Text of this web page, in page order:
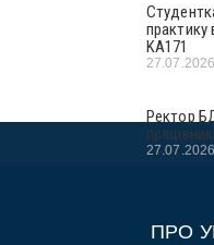
практику
KA171
27.07.2026
Ректор
27.07.2026
ПРО